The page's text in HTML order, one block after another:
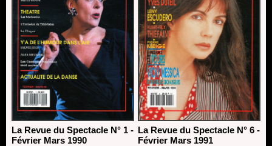
La Revue du Spectacle N° 1 -
Février Mars 1990
La Revue du Spectacle N° 6 -
Février Mars 1991